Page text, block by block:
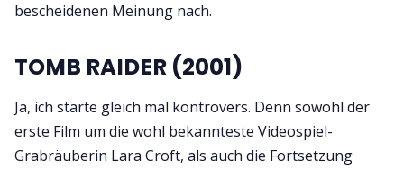
bescheidenen Meinung nach.
TOMB RAIDER (2001)
Ja, ich starte gleich mal kontrovers. Denn sowohl der
erste Film um die wohl bekannteste Videospiel-
Grabräuberin Lara Croft, als auch die Fortsetzung